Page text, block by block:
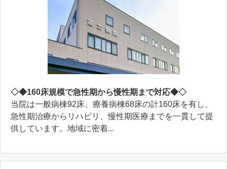
◇◆160床規模で急性期から慢性期まで対応◆◇
当院は一般病棟92床、療養病棟68床の計160床を有し、
急性期治療からリハビリ、慢性期医療までを一貫して提
供しています。地域に密着...